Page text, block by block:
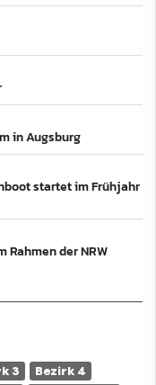
in Augsburg
startet im Frühjahr
der NRW
3
Bezirk 4